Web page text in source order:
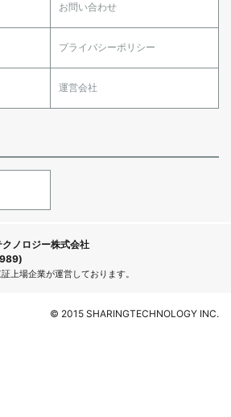
お問い合わせ
プライバシーポリシー
運営会社
ノロジー株式会社
上場企業が運営しております。
© 2015 SHARINGTECHNOLOGY INC.